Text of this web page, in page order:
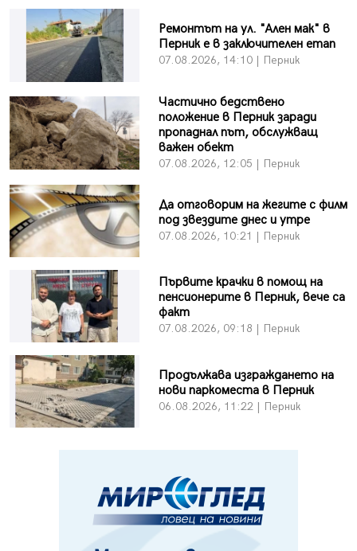
Ремонтът на ул. "Ален мак" в
Перник е в заключителен етап
07.08.2026, 14:10 | Перник
Частично бедствено
положение в Перник заради
пропаднал път, обслужващ
важен обект
07.08.2026, 12:05 | Перник
Да отговорим на жегите с филм
под звездите днес и утре
07.08.2026, 10:21 | Перник
Първите крачки в помощ на
пенсионерите в Перник, вече са
факт
07.08.2026, 09:18 | Перник
Продължава изграждането на
нови паркоместа в Перник
06.08.2026, 11:22 | Перник